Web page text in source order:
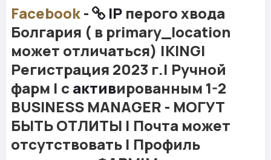
Facebook- IP перого хвода
Болгария ( в primary_location
может отличаться) |KING|
Регистрация 2023 г.| Ручной
фарм | с активированным 1-2
BUSINESS MANAGER - МОГУТ
БЫТЬ ОТЛИТЫ | Почта может
отсутствовать | Профиль